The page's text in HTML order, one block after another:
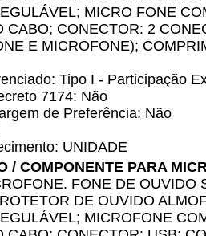
MICRO FONE
CABO; CONECTOR: 2
E MICROFONE);
Tipo I - Participação
7174: Não
de Preferência: Não
UNIDADE
/ COMPONENTE PARA
FONE DE OUVIDO
DE OUVIDO
MICROFONE